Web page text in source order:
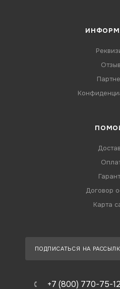
Договор
Карта
ПОДПИСАТЬСЯ НА
+7 (800) 770-75-12